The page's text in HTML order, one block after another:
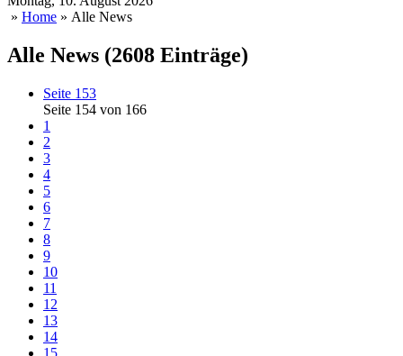
» Home » Alle News
Alle News (2608 Einträge)
Seite 153
Seite 154 von 166
1
2
3
4
5
6
7
8
9
10
11
12
13
14
15